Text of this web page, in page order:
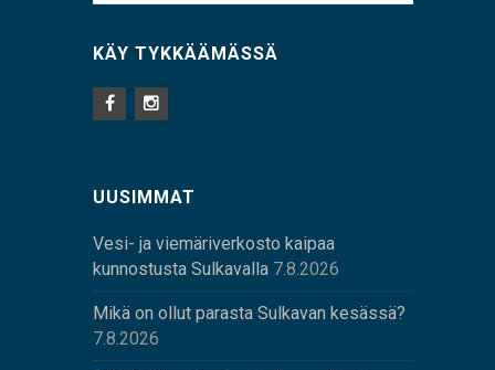
KÄY TYKKÄÄMÄSSÄ
UUSIMMAT
Vesi- ja viemäriverkosto kaipaa
kunnostusta Sulkavalla 7.8.2026
Mikä on ollut parasta Sulkavan kesässä?
7.8.2026